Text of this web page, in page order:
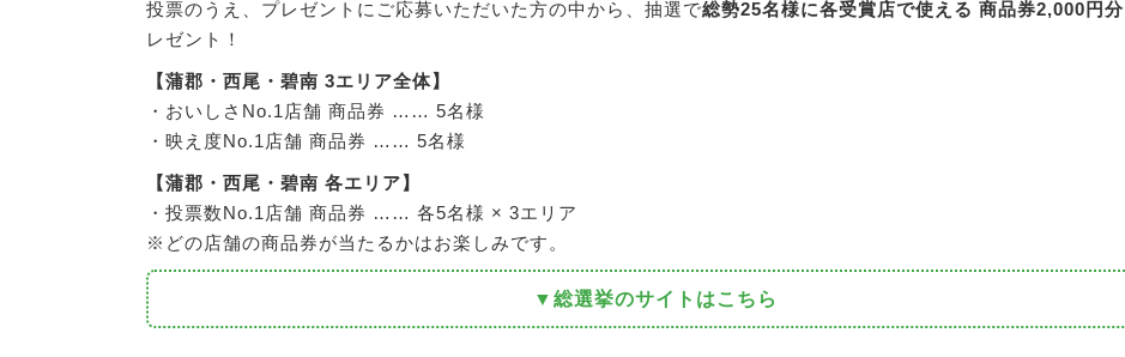
投票のうえ、プレゼントにご応募いただいた方の中から、抽選で総勢25名様に各受賞店で使える 商品券2,000円分
レゼント！
【蒲郡・西尾・碧南 3エリア全体】
・おいしさNo.1店舗 商品券 …… 5名様
・映え度No.1店舗 商品券 …… 5名様
【蒲郡・西尾・碧南 各エリア】
・投票数No.1店舗 商品券 …… 各5名様 × 3エリア
※どの店舗の商品券が当たるかはお楽しみです。
▼総選挙のサイトはこちら